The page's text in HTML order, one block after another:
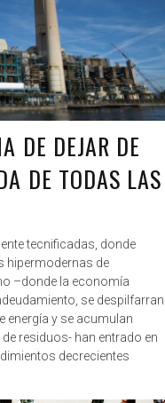
DE DEJAR DE
DE TODAS LAS
tecnificadas, donde
hipermodernas de
–donde la economía
se despilfarran
energía y se acumulan
residuos- han entrado en
decrecientes